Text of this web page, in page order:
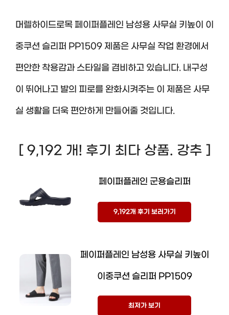
머렐하이드로목 페이퍼플레인 남성용 사무실 키높이 이
중쿠션 슬리퍼 PP1509 제품은 사무실 작업 환경에서
편안한 착용감과 스타일을 겸비하고 있습니다. 내구성
이 뛰어나고 발의 피로를 완화시켜주는 이 제품은 사무
실 생활을 더욱 편안하게 만들어줄 것입니다.
[ 9,192 개! 후기 최다 상품. 강추 ]
페이퍼플레인 군용슬리퍼
9,192개 후기 보러가기
페이퍼플레인 남성용 사무실 키높이
이중쿠션 슬리퍼 PP1509
최저가 보기